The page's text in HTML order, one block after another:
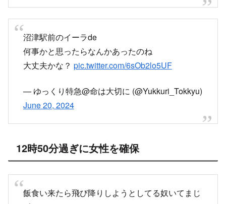
沼津駅前のイーラde
何事かと思ったらなんかあったのね
大丈夫かな？ pic.twitter.com/6sOb2lo5UF
— ゆっくり特急@命は大切に (@Yukkuri_Tokkyu)
June 20, 2024
12時50分過ぎに女性を確保
飯食い来たら飛び降りしようとしてる奴いてまじ